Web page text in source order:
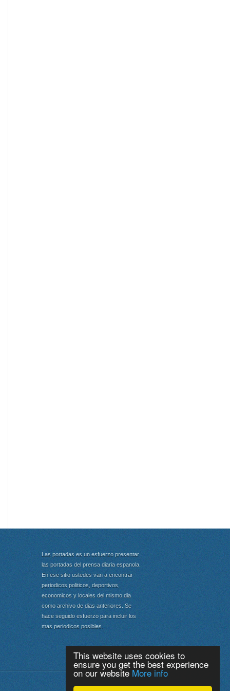
This website uses cookies to
ensure you get the best experience
on our website More info
Las portadas es un esfuerzo presentar
las portadas del prensa diaria espanola.
En ese sitio ustedes van a encontrar
periodicos politicos, deportivos,
economicos y locales del mismo dia
como archivo de dias anteriores. Se
hace seguido esfuerzo para incluir los
mas periodicos posibles.